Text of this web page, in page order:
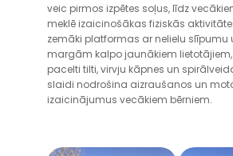
veic pirmos izpētes soļus, līdz
meklē izaicinošākas fiziskās
zemāki platformas ar nelielu slīpumu
margām kalpo jaunākiem
pacelti tilti, virvju kāpnes un
slaidi nodrošina aizraušanos un
izaicinājumus vecākiem bērniem.